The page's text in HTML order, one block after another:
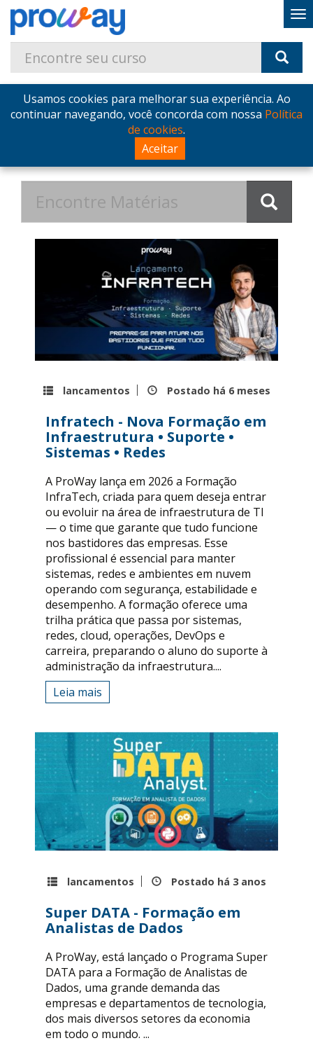
Usamos cookies para melhorar sua experiência. Ao
continuar navegando, você concorda com nossa Política
de cookies.
Aceitar
Home Blog lancamentos
Notícias na categoria
lancamentos - ProWay
lancamentos Postado há 6 meses
Infratech - Nova Formação em
Infraestrutura • Suporte •
Sistemas • Redes
A ProWay lança em 2026 a Formação
InfraTech, criada para quem deseja entrar
ou evoluir na área de infraestrutura de TI
— o time que garante que tudo funcione
nos bastidores das empresas. Esse
profissional é essencial para manter
sistemas, redes e ambientes em nuvem
operando com segurança, estabilidade e
desempenho. A formação oferece uma
trilha prática que passa por sistemas,
redes, cloud, operações, DevOps e
carreira, preparando o aluno do suporte à
administração da infraestrutura....
Leia mais
lancamentos Postado há 3 anos
Super DATA - Formação em
Analistas de Dados
A ProWay, está lançado o Programa Super
DATA para a Formação de Analistas de
Dados, uma grande demanda das
empresas e departamentos de tecnologia,
dos mais diversos setores da economia
em todo o mundo. ...